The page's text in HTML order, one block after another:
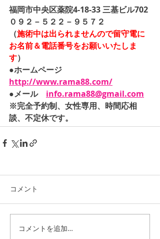
福岡市中央区薬院4-18-33 三基ビル702
０９２－５２２－９５７２
（施術中は出られませんので留守電に
お名前＆電話番号をお願いいたしま
す）
●ホームページ
http://www.rama88.com/
●メール info.rama88@gmail.com
※完全予約制、女性専用、時間応相
談、不定休です。
コメント
コメントを追加…